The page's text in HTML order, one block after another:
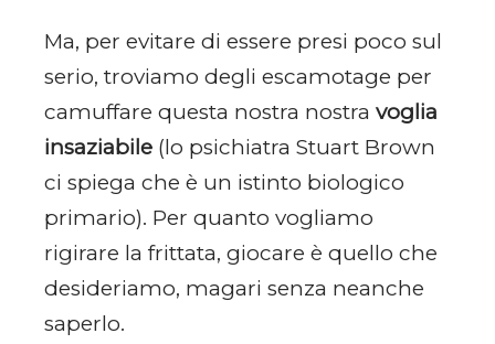
Ma, per evitare di essere presi poco sul
serio, troviamo degli escamotage per
camuffare questa nostra nostra voglia
insaziabile (lo psichiatra Stuart Brown
ci spiega che è un istinto biologico
primario). Per quanto vogliamo
rigirare la frittata, giocare è quello che
desideriamo, magari senza neanche
saperlo.